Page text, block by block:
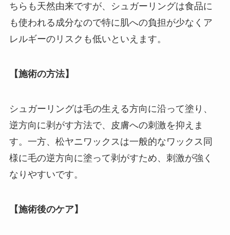
ちらも天然由来ですが、シュガーリングは食品に
も使われる成分なので特に肌への負担が少なくア
レルギーのリスクも低いといえます。
【施術の方法】
シュガーリングは毛の生える方向に沿って塗り、
逆方向に剥がす方法で、皮膚への刺激を抑えま
す。一方、松ヤニワックスは一般的なワックス同
様に毛の逆方向に塗って剥がすため、刺激が強く
なりやすいです。
【施術後のケア】